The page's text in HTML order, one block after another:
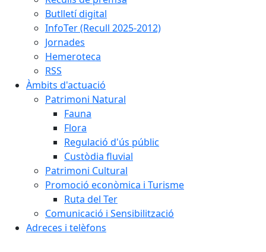
Butlletí digital
InfoTer (Recull 2025-2012)
Jornades
Hemeroteca
RSS
Àmbits d'actuació
Patrimoni Natural
Fauna
Flora
Regulació d'ús públic
Custòdia fluvial
Patrimoni Cultural
Promoció econòmica i Turisme
Ruta del Ter
Comunicació i Sensibilització
Adreces i telèfons